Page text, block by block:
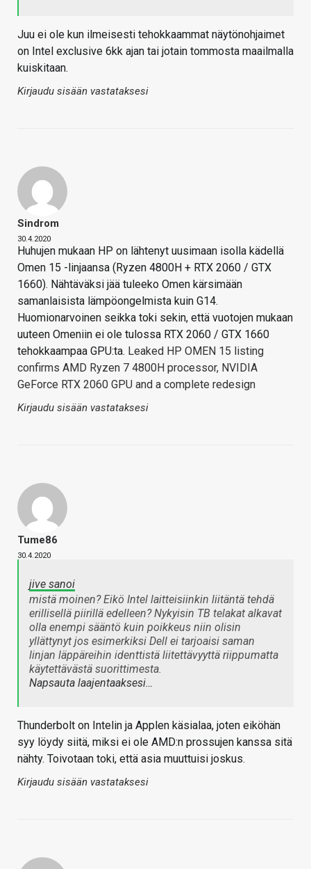
Juu ei ole kun ilmeisesti tehokkaammat näytönohjaimet
on Intel exclusive 6kk ajan tai jotain tommosta maailmalla
kuiskitaan.
Kirjaudu sisään vastataksesi
Sindrom
30.4.2020
Huhujen mukaan HP on lähtenyt uusimaan isolla kädellä
Omen 15 -linjaansa (Ryzen 4800H + RTX 2060 / GTX
1660). Nähtäväksi jää tuleeko Omen kärsimään
samanlaisista lämpöongelmista kuin G14.
Huomionarvoinen seikka toki sekin, että vuotojen mukaan
uuteen Omeniin ei ole tulossa RTX 2060 / GTX 1660
tehokkaampaa GPU:ta. Leaked HP OMEN 15 listing
confirms AMD Ryzen 7 4800H processor, NVIDIA
GeForce RTX 2060 GPU and a complete redesign
Kirjaudu sisään vastataksesi
Tume86
30.4.2020
jive sanoi
mistä moinen? Eikö Intel laitteisiinkin liitäntä tehdä
erillisellä piirillä edelleen? Nykyisin TB telakat alkavat
olla enempi sääntö kuin poikkeus niin olisin
yllättynyt jos esimerkiksi Dell ei tarjoaisi saman
linjan läppäreihin identtistä liitettävyyttä riippumatta
käytettävästä suorittimesta.
Napsauta laajentaaksesi…
Thunderbolt on Intelin ja Applen käsialaa, joten eiköhän
syy löydy siitä, miksi ei ole AMD:n prossujen kanssa sitä
nähty. Toivotaan toki, että asia muuttuisi joskus.
Kirjaudu sisään vastataksesi